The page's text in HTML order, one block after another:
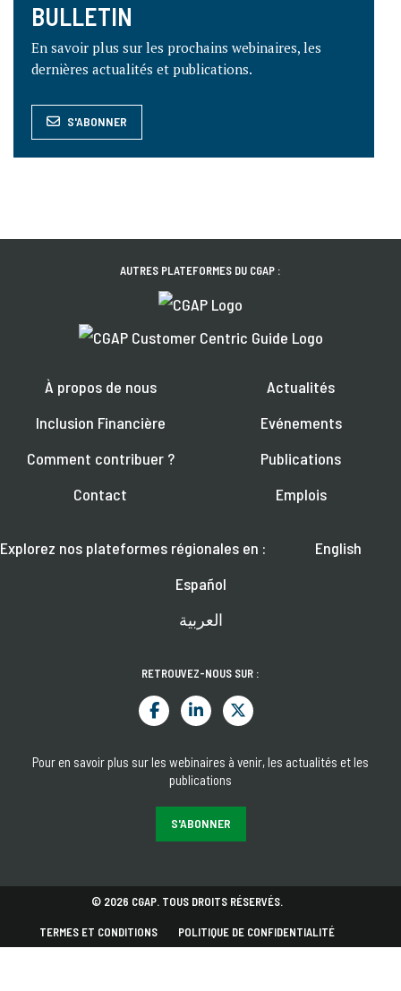
BULLETIN
En savoir plus sur les prochains webinaires, les
dernières actualités et publications.
S'ABONNER
AUTRES PLATEFORMES DU CGAP :
À propos de nous
Inclusion Financière
Comment contribuer ?
Contact
Actualités
Evénements
Publications
Emplois
Explorez nos plateformes régionales en :
English
Español
العربية
RETROUVEZ-NOUS SUR :
Pour en savoir plus sur les webinaires à venir, les actualités et les
publications
S'ABONNER
© 2026 CGAP. TOUS DROITS RÉSERVÉS.
TERMES ET CONDITIONS POLITIQUE DE CONFIDENTIALITÉ